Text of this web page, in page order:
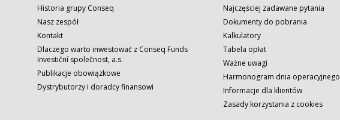
Historia grupy Conseq
Nasz zespół
Kontakt
Dlaczego warto inwestować z Conseq Funds
Investiční společnost, a.s.
Publikacje obowiązkowe
Dystrybutorzy i doradcy finansowi
Najczęściej zadawane pytania
Dokumenty do pobrania
Kalkulatory
Tabela opłat
Ważne uwagi
Harmonogram dnia operacyjnego
Informacje dla klientów
Zasady korzystania z cookies